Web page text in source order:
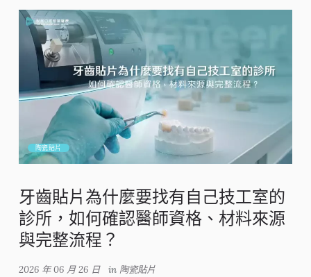
陶瓷貼片
牙齒貼片為什麼要找有自己技工室的
診所，如何確認醫師資格、材料來源
與完整流程？
2026 年 06 月 26 日 in 陶瓷貼片